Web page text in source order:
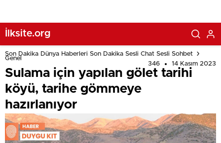
İlksite.org
Son Dakika Dünya Haberleri Son Dakika Sesli Chat Sesli Sohbet
Genel
346
14 Kasım 2023
Sulama için yapılan gölet tarihi
köyü, tarihe gömmeye
hazırlanıyor